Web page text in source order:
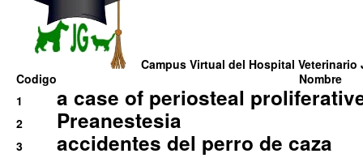
Campus Virtual del Hospital Veterinario
Codigo
Nombre
1
a case of periosteal
2 Preanestesia
3 accidentes del perro de caza